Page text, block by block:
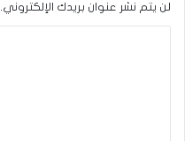
لن يتم نشر عنوان بريدك الإلكتروني.